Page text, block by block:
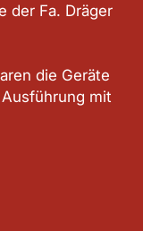
der Fa. Dräger
die Geräte
mit